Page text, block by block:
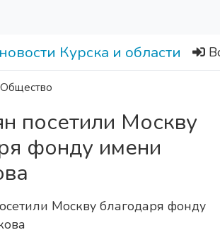
Общество
посетили Москву
фонду имени